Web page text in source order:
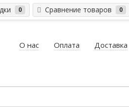
0 Сравнение товаров 0
О нас Оплата Доставка